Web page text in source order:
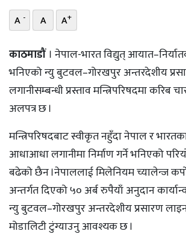
छापा
प्रोफाइल
ऊर्जा
विशेष
A - A A+
काठमाडौं। नेपाल-भारत विद्युत्
भनिएको न्यु बुटवल–गोरखपुर अन्तरदेशीय
लगानीसम्बन्धी प्रस्ताव मन्त्रिपरिषदमा करिब
अलपत्र छ ।
मन्त्रिपरिषदबाट स्वीकृत नहुँदा नेपाल र
आधाआधा लगानीमा निर्माण गर्ने भनिएको
बढेको छैन ।नेपाललाई मिलेनियम च्यालेन्ज
अन्तर्गत दिएको ५० अर्ब रुपैयाँ अनुदान
न्यु बुटवल–गोरखपुर अन्तरदेशीय प्रसारण लाइन
मोडालिटी टुंग्याउनु आवश्यक छ ।